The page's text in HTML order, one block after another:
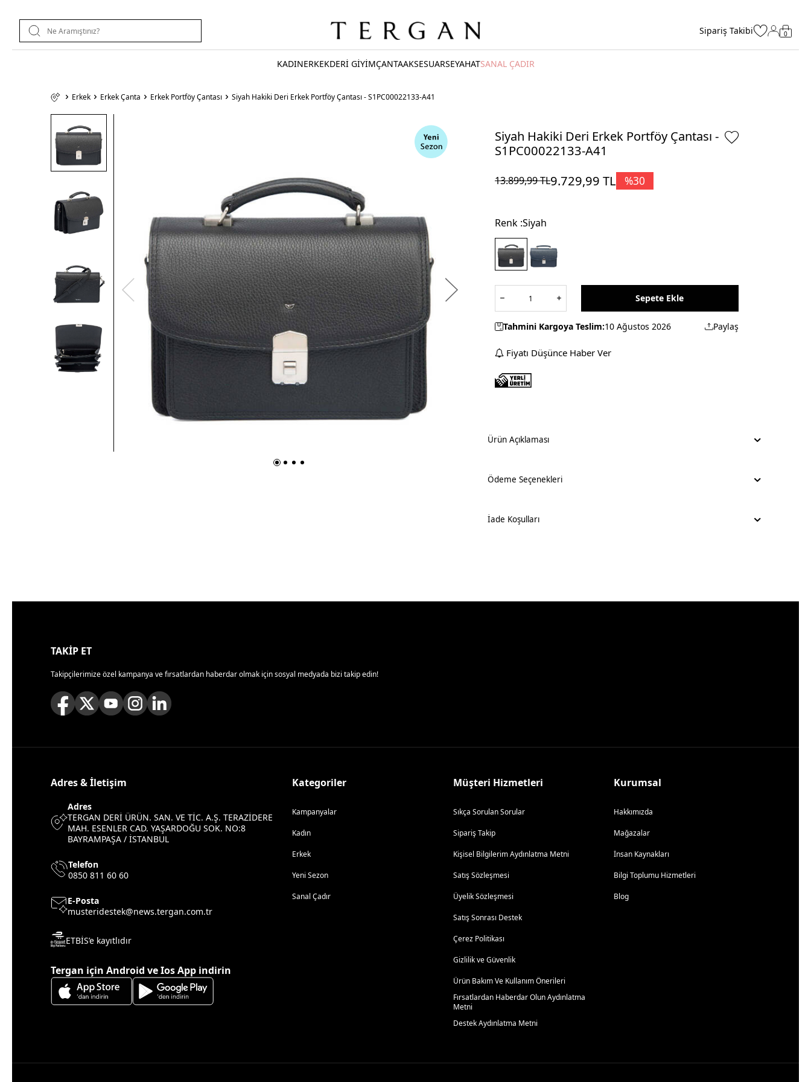
Sipariş Takibi 0
KADINERKEKDERİ GİYİMÇANTAAKSESUARSEYAHATSANAL ÇADIR
Erkek Erkek Çanta Erkek Portföy Çantası Siyah Hakiki Deri Erkek Portföy Çantası - S1PC00022133-A41
Siyah Hakiki Deri Erkek Portföy Çantası -
S1PC00022133-A41
13.899,99TL9.729,99 TL %30
Renk :Siyah
Sepete Ekle
Tahmini Kargoya Teslim:10 Ağustos 2026 Paylaş
Fiyatı Düşünce Haber Ver
Ürün Açıklaması
Ödeme Seçenekleri
İade Koşulları
TAKİP ET
Takipçilerimize özel kampanya ve fırsatlardan haberdar olmak için sosyal medyada bizi takip edin!
Adres & İletişim
Adres
TERGAN DERİ ÜRÜN. SAN. VE TİC. A.Ş. TERAZİDERE
MAH. ESENLER CAD. YAŞARDOĞU SOK. NO:8
BAYRAMPAŞA / İSTANBUL
Telefon
0850 811 60 60
E-Posta
musteridestek@news.tergan.com.tr
ETBİS’e kayıtlıdır
Tergan için Android ve Ios App indirin
Kategoriler
Kampanyalar
Kadın
Erkek
Yeni Sezon
Sanal Çadır
Müşteri Hizmetleri
Sıkça Sorulan Sorular
Sipariş Takip
Kişisel Bilgilerim Aydınlatma Metni
Satış Sözleşmesi
Üyelik Sözleşmesi
Satış Sonrası Destek
Çerez Politikası
Gizlilik ve Güvenlik
Ürün Bakım Ve Kullanım Önerileri
Fırsatlardan Haberdar Olun Aydınlatma
Metni
Destek Aydınlatma Metni
Kurumsal
Hakkımızda
Mağazalar
İnsan Kaynakları
Bilgi Toplumu Hizmetleri
Blog